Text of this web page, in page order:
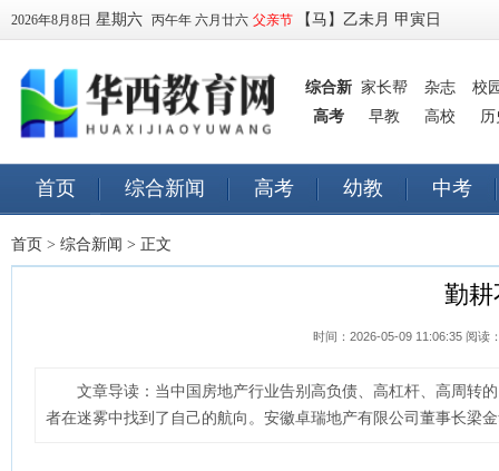
2026年8月8日 星期六 丙午年 六月廿六 父亲节 【马】乙未月 甲寅日
综合新
闻
家长帮 杂志
校
高考 早教 高校 历
首页 综合新闻 高考 幼教 中考
早教 订阅
首页 > 综合新闻 > 正文
勤
时间：2026-05-09 11:06:35 阅读
文章导读： 当中国房地产行业告别高负债、高杠杆、高周转
者在迷雾中找到了自己的航向。安徽卓瑞地产有限公司董事长梁